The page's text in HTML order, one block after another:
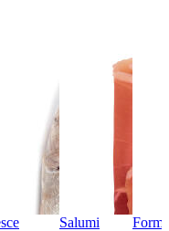
Salumi